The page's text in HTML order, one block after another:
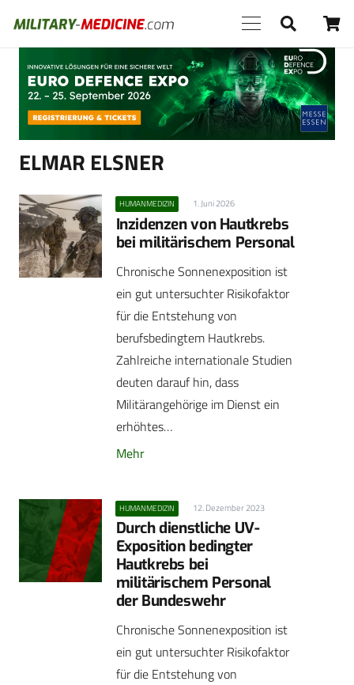
Anzeige
ELMAR ELSNER
HUMANMEDIZIN 1. Juni 2026
Inzidenzen von Hautkrebs
bei militärischem Personal
Chronische Sonnenexposition ist
ein gut untersuchter Risikofaktor
für die Entstehung von
berufsbedingtem Hautkrebs.
Zahlreiche internationale Studien
deuten darauf hin, dass
Militärangehörige im Dienst ein
erhöhtes…
Mehr
HUMANMEDIZIN 12. Dezember 2023
Durch dienstliche UV-
Exposition bedingter
Hautkrebs bei
militärischem Personal
der Bundeswehr
Chronische Sonnenexposition ist
ein gut untersuchter Risikofaktor
für die Entstehung von